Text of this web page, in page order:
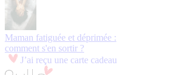
Maman fatiguée et déprimée :
comment s'en sortir ?
J’ai reçu une carte cadeau